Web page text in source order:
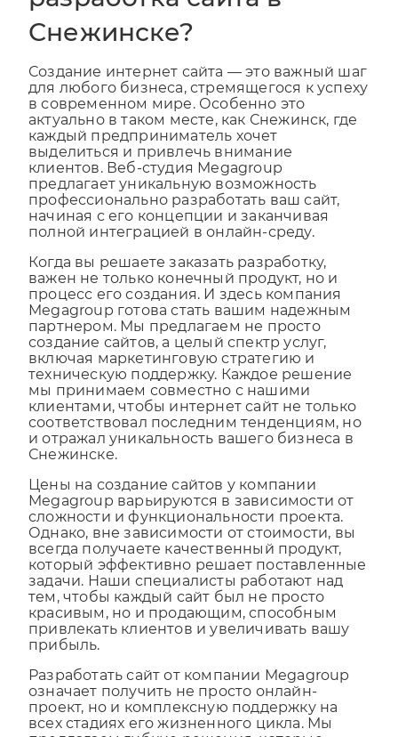
Снежинске?
для любого бизнеса, стремящегося к успеху
в современном мире. Особенно это
актуально в таком месте, как Снежинск, где
каждый предприниматель хочет
выделиться и привлечь внимание
клиентов. Веб-студия Megagroup
предлагает уникальную возможность
профессионально разработать ваш сайт,
начиная с его концепции и заканчивая
полной интеграцией в онлайн-среду.
важен не только конечный продукт, но и
процесс его создания. И здесь компания
Megagroup готова стать вашим надежным
партнером. Мы предлагаем не просто
создание сайтов, а целый спектр услуг,
включая маркетинговую стратегию и
техническую поддержку. Каждое решение
мы принимаем совместно с нашими
клиентами, чтобы интернет сайт не только
соответствовал последним тенденциям, но
и отражал уникальность вашего бизнеса в
Снежинске.
Megagroup варьируются в зависимости от
сложности и функциональности проекта.
Однако, вне зависимости от стоимости, вы
всегда получаете качественный продукт,
который эффективно решает поставленные
задачи. Наши специалисты работают над
тем, чтобы каждый сайт был не просто
красивым, но и продающим, способным
привлекать клиентов и увеличивать вашу
прибыль.
означает получить не просто онлайн-
проект, но и комплексную поддержку на
всех стадиях его жизненного цикла. Мы
предлагаем гибкие решения, которые